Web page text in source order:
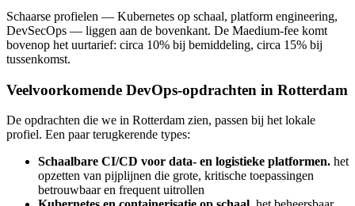
Schaarse profielen — Kubernetes op schaal, platform engineering,
DevSecOps — liggen aan de bovenkant. De Maedium-fee komt
bovenop het uurtarief: circa 10% bij bemiddeling, circa 15% bij
tussenkomst.
Veelvoorkomende DevOps-opdrachten in Rotterdam
De opdrachten die we in Rotterdam zien, passen bij het lokale
profiel. Een paar terugkerende types:
Schaalbare CI/CD voor data- en logistieke platformen. het
opzetten van pijplijnen die grote, kritische toepassingen
betrouwbaar en frequent uitrollen